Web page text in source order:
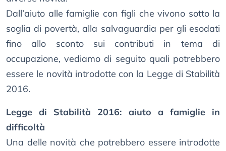
Dall’aiuto alle famiglie con figli che vivono sotto la
soglia di povertà, alla salvaguardia per gli esodati
fino allo sconto sui contributi in tema di
occupazione, vediamo di seguito quali potrebbero
essere le novità introdotte con la Legge di Stabilità
2016.
Legge di Stabilità 2016: aiuto a famiglie in
difficoltà
Una delle novità che potrebbero essere introdotte